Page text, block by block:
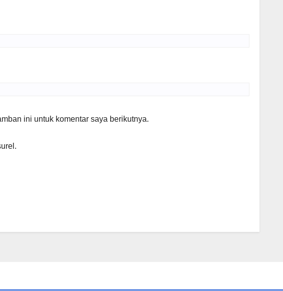
ini untuk komentar saya berikutnya.